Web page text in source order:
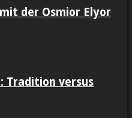
der Osmior Elyor
Tradition versus